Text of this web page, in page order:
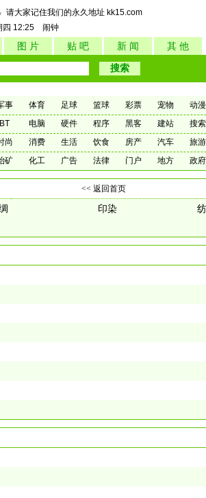
请大家记住我们的永久地址 kk15.com
四 12:25 闹钟
图 片 贴 吧 新 闻 其 他
事 体育 足球 篮球 彩票 宠物 动漫
BT 电脑 硬件 程序 黑客 建站 搜索
尚 消费 生活 饮食 房产 汽车 旅游
矿 化工 广告 法律 门户 地方 政府
<< 返回首页
印染